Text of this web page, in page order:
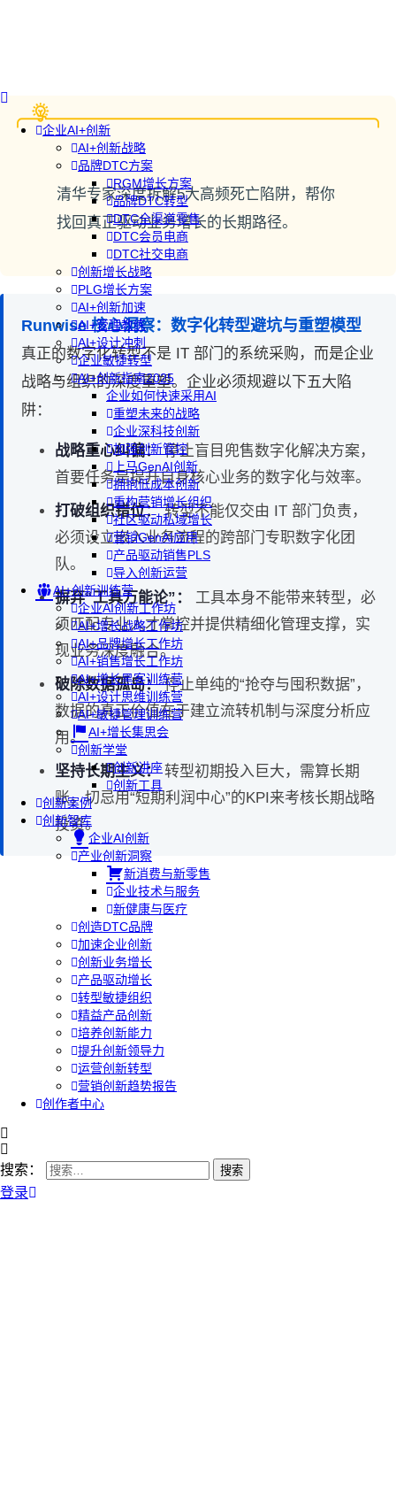
企业AI+创新
AI+创新战略
品牌DTC方案
RGM增长方案
品牌DTC转型
DTC全渠道零售
DTC会员电商
DTC社交电商
创新增长战略
PLG增长方案
AI+创新加速
AI+管理教练
AI+设计冲刺
企业敏捷转型
AI+创新指南2025
企业如何快速采用AI
重塑未来的战略
企业深科技创新
加强创新管控
上马GenAI创新
拥抱低成本创新
重构营销增长组织
社区驱动私域增长
营销GenAI应用
产品驱动销售PLS
导入创新运营
AI+创新训练营
企业AI创新工作坊
AI+增长战略工作坊
AI+品牌增长工作坊
AI+销售增长工作坊
AI+增长黑客训练营
AI+设计思维训练营
AI+敏捷管理训练营
AI+增长集思会
创新学堂
创新讲座
创新工具
创新案例
创新智库
企业AI创新
产业创新洞察
新消费与新零售
企业技术与服务
新健康与医疗
创造DTC品牌
加速企业创新
创新业务增长
产品驱动增长
转型敏捷组织
精益产品创新
培养创新能力
提升创新领导力
运营创新转型
营销创新趋势报告
创作者中心
搜索：
登录
清华专家深度拆解5大高频死亡陷阱，帮你
找回真正驱动业务增长的长期路径。
Runwise 核心洞察：数字化转型避坑与重塑模型
真正的数字化转型不是 IT 部门的系统采购，而是企业
战略与组织的深度重塑。企业必须规避以下五大陷
阱：
战略重心纠偏：停止盲目兜售数字化解决方案，
首要任务是提升自身核心业务的数字化与效率。
打破组织错位：转型不能仅交由 IT 部门负责，
必须设立嵌入业务流程的跨部门专职数字化团
队。
摒弃“工具万能论”：
工具本身不能带来转型，必
须匹配专业人才掌控并提供精细化管理支撑，实
现业务深度融合。
破除数据孤岛：停止单纯的“抢夺与囤积数据”，
数据的真正价值在于建立流转机制与深度分析应
用。
坚持长期主义：转型初期投入巨大，需算长期
账，切忌用“短期利润中心”的KPI来考核长期战略
投资。